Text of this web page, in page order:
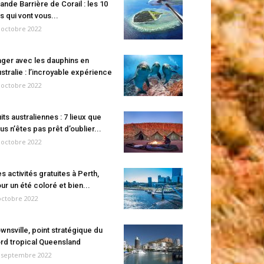
Barrière de Corail : les 10
qui vont vous...
2022
avec les dauphins en
: l’incroyable expérience
2022
australiennes : 7 lieux que
n’êtes pas prêt d’oublier...
2022
activités gratuites à Perth,
un été coloré et bien...
2022
point stratégique du
tropical Queensland
2022